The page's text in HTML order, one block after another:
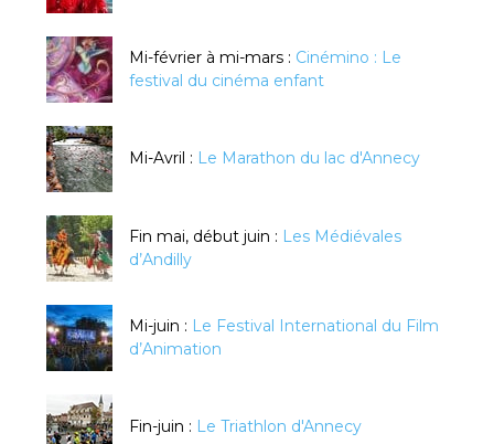
Mi-février à mi-mars : Cinémino : Le
festival du cinéma enfant
Mi-Avril : Le Marathon du lac d'Annecy
Fin mai, début juin : Les Médiévales
d’Andilly
Mi-juin : Le Festival International du Film
d’Animation
Fin-juin : Le Triathlon d'Annecy